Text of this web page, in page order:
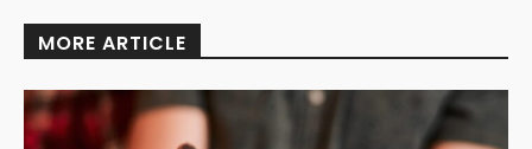
MORE ARTICLE